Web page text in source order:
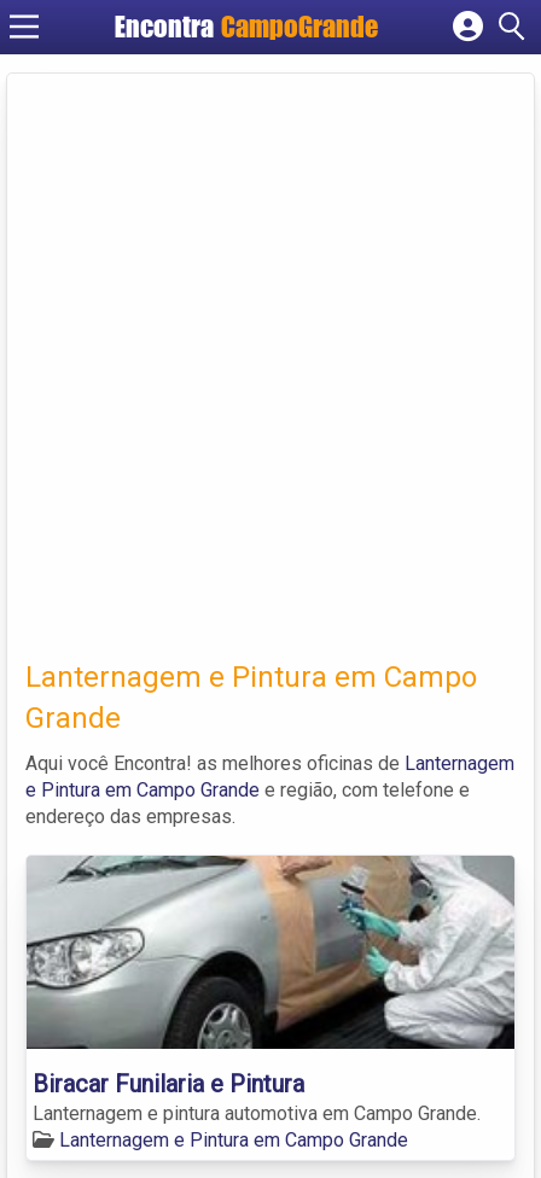
Encontra CampoGrande
Cadastrar empresa
Lanternagem e Pintura em Campo
Grande
Aqui você Encontra! as melhores oficinas de Lanternagem
e Pintura em Campo Grande e região, com telefone e
endereço das empresas.
Biracar Funilaria e Pintura
Lanternagem e pintura automotiva em Campo Grande.
Lanternagem e Pintura em Campo Grande